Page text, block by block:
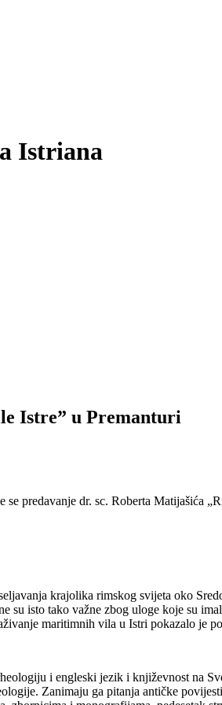
Istriana
Istre” u Premanturi
predavanje dr. sc. Roberta Matijašića
krajolika rimskog svijeta oko
su isto tako važne zbog uloge koje su
maritimnih vila u Istri pokazalo je
i engleski jezik i književnost na
Zanimaju ga pitanja antičke